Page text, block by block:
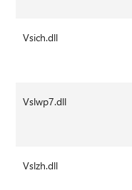
Vsich.dll
Vslwp7.dll
Vslzh.dll